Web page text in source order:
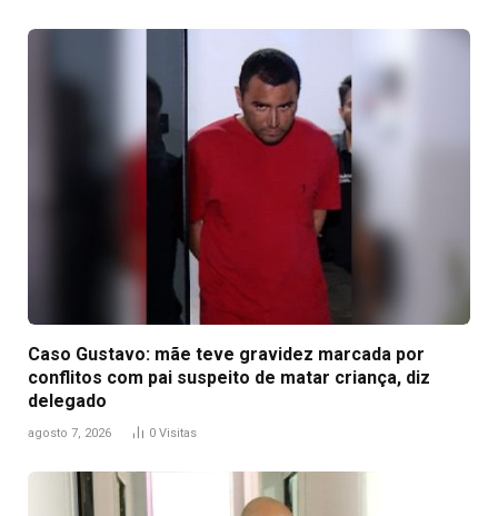
Caso Gustavo: mãe teve gravidez marcada por
conflitos com pai suspeito de matar criança, diz
delegado
agosto 7, 2026 0 Visitas